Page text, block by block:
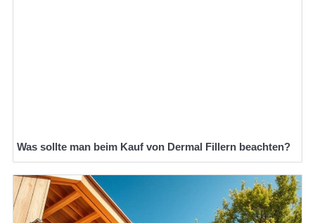
Was sollte man beim Kauf von Dermal Fillern beachten?